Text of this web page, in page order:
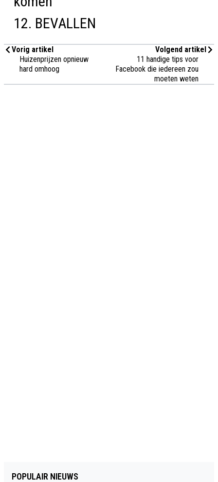
12. BEVALLEN
Vorig artikel
Huizenprijzen opnieuw
hard omhoog
Volgend artikel
11 handige tips voor
Facebook die iedereen zou
moeten weten
POPULAIR NIEUWS